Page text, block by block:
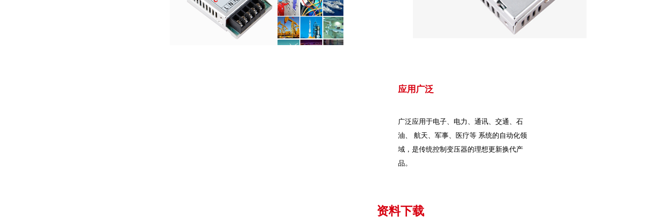
应用广泛
广泛应用于电子、电力、通讯、交通、石
油、 航天、军事、医疗等 系统的自动化领
域，是传统控制变压器的理想更新换代产
品。
资料下载